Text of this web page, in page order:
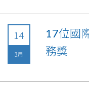
14
3月
17位國
務獎